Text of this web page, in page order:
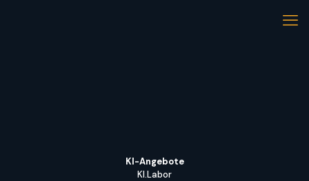
KI-Angebote
KI.Labor